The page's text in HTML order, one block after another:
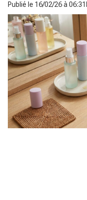
Publié le 16/02/26 à 06:31